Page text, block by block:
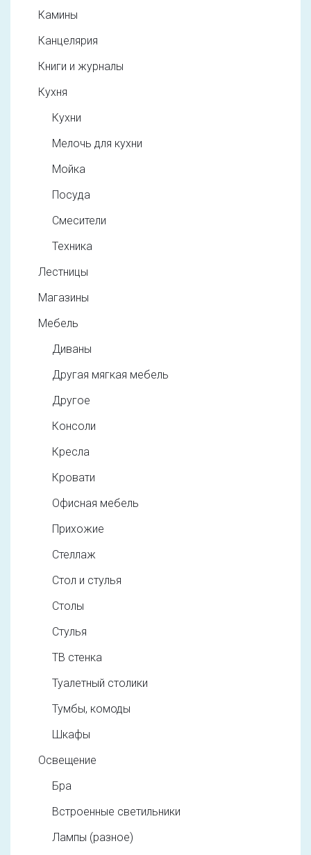
Камины
Канцелярия
Книги и журналы
Кухня
Кухни
Мелочь для кухни
Мойка
Посуда
Смесители
Техника
Лестницы
Магазины
Мебель
Диваны
Другая мягкая мебель
Другое
Консоли
Кресла
Кровати
Офисная мебель
Прихожие
Стеллаж
Стол и стулья
Столы
Стулья
ТВ стенка
Туалетный столики
Тумбы, комоды
Шкафы
Освещение
Бра
Встроенные светильники
Лампы (разное)